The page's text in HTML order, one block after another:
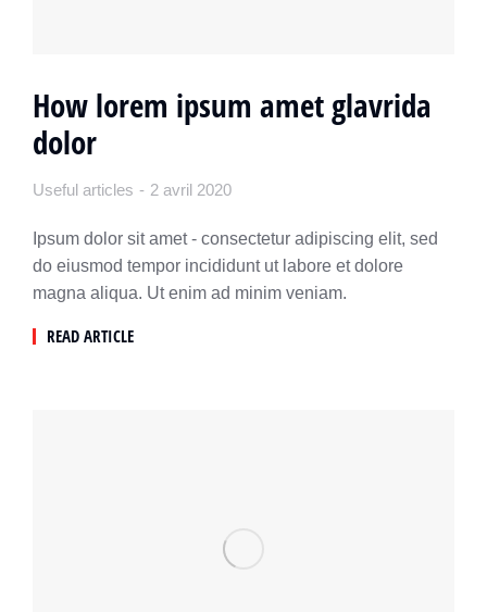
How lorem ipsum amet glavrida
dolor
Useful articles 2 avril 2020
Ipsum dolor sit amet - consectetur adipiscing elit, sed
do eiusmod tempor incididunt ut labore et dolore
magna aliqua. Ut enim ad minim veniam.
READ ARTICLE